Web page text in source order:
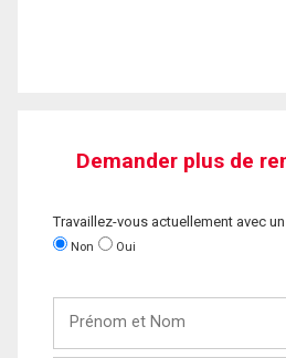
Demander plus de
Travaillez-vous actuellement avec
Non Oui
Nom